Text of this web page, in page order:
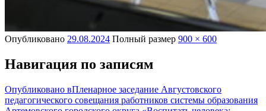
Опубликовано 29.08.2024 Полный размер 900 × 600
Навигация по записям
Опубликовано вПленарное заседание Августовского
педагогического совещания работников системы образования